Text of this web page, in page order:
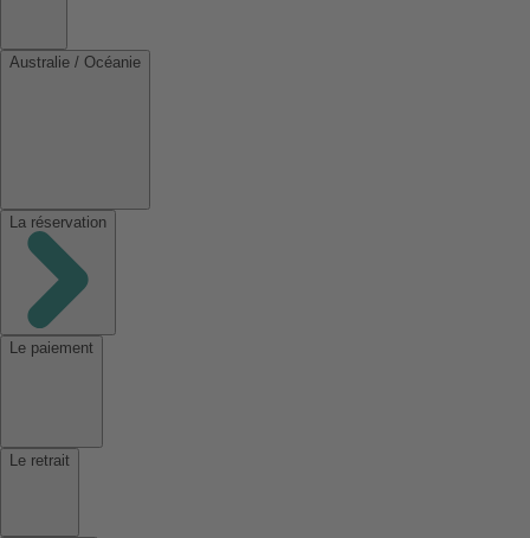
Australie / Océanie
La réservation
Le paiement
Le retrait